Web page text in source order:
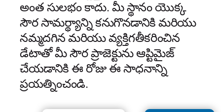
అంత సులభం కాదు. మీ స్థానం యొక్క
సౌర సామర్థ్యాన్ని కనుగొనడానికి మరియు
నమ్మదగిన మరియు వ్యక్తిగతీకరించిన
డేటాతో మీ సౌర ప్రాజెక్టును ఆప్టిమైజ్
చేయడానికి ఈ రోజు ఈ సాధనాన్ని
ప్రయత్నించండి.